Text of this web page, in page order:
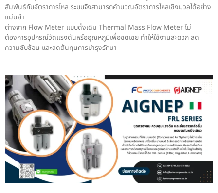
สัมพันธ์กับอัตราการไหล ระบบจึงสามารถคำนวณอัตราการไหลเชิงมวลได้อย่าง
แม่นยำ
ต่างจาก Flow Meter แบบดั้งเดิม Thermal Mass Flow Meter ไม่
ต้องการอุปกรณ์วัดแรงดันหรืออุณหภูมิเพื่อชดเชย ทำให้ใช้งานสะดวก ลด
ความซับซ้อน และลดต้นทุนการบำรุงรักษา